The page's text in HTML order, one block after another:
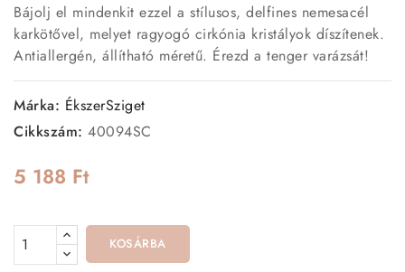
Bájolj el mindenkit ezzel a stílusos, delfines nemesacél
karkötővel, melyet ragyogó cirkónia kristályok díszítenek.
Antiallergén, állítható méretű. Érezd a tenger varázsát!
Márka: ÉkszerSziget
Cikkszám: 40094SC
5 188 Ft
KOSÁRBA